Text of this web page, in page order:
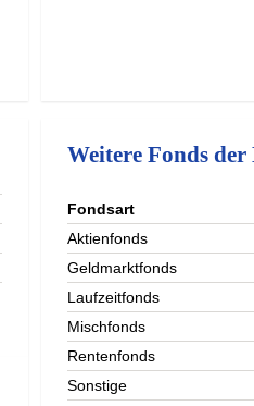
herunterladen
herunterladen
herunterladen
herunterladen
Weitere Fonds
Fondsart
Aktienfonds
Geldmarktfonds
Laufzeitfonds
Mischfonds
Rentenfonds
Sonstige